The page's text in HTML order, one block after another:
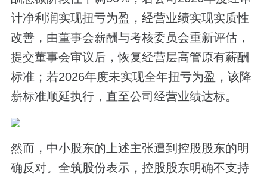
计净利润实现扭亏为盈，经营业绩实现实质性
改善，由董事会薪酬与考核委员会重新评估，
提交董事会审议后，恢复经营层高管原有薪酬
标准；若2026年度未实现全年扭亏为盈，该降
薪标准顺延执行，直至公司经营业绩达标。
然而，中小股东的上述主张遭到控股股东的明
确反对。全筑股份表示，控股股东明确不支持